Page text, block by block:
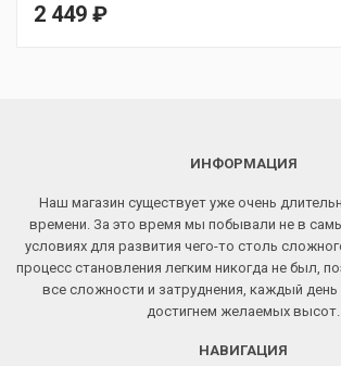
2 449 ₽
ИНФОРМАЦИЯ
Наш магазин существует уже очень
времени. За это время мы побывали не в
условиях для развития чего-то столь
процесс становления легким никогда не был,
все сложности и затруднения, каждый
достигнем желаемых высот.
НАВИГАЦИЯ